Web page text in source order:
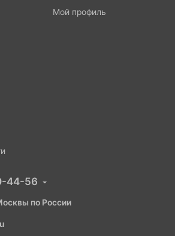
Мой профиль
44-56
по России